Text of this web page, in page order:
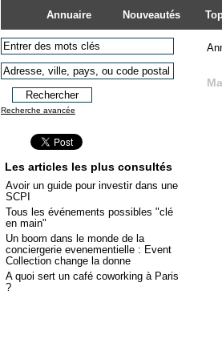
Annuaire Nouveautés
Recherche avancée
Les articles les plus consultés
Avoir un guide pour investir dans une
SCPI
Tous les événements possibles "clé
en main"
Un boom dans le monde de la
conciergerie evenementielle : Event
Collection change la donne
A quoi sert un café coworking à Paris
?